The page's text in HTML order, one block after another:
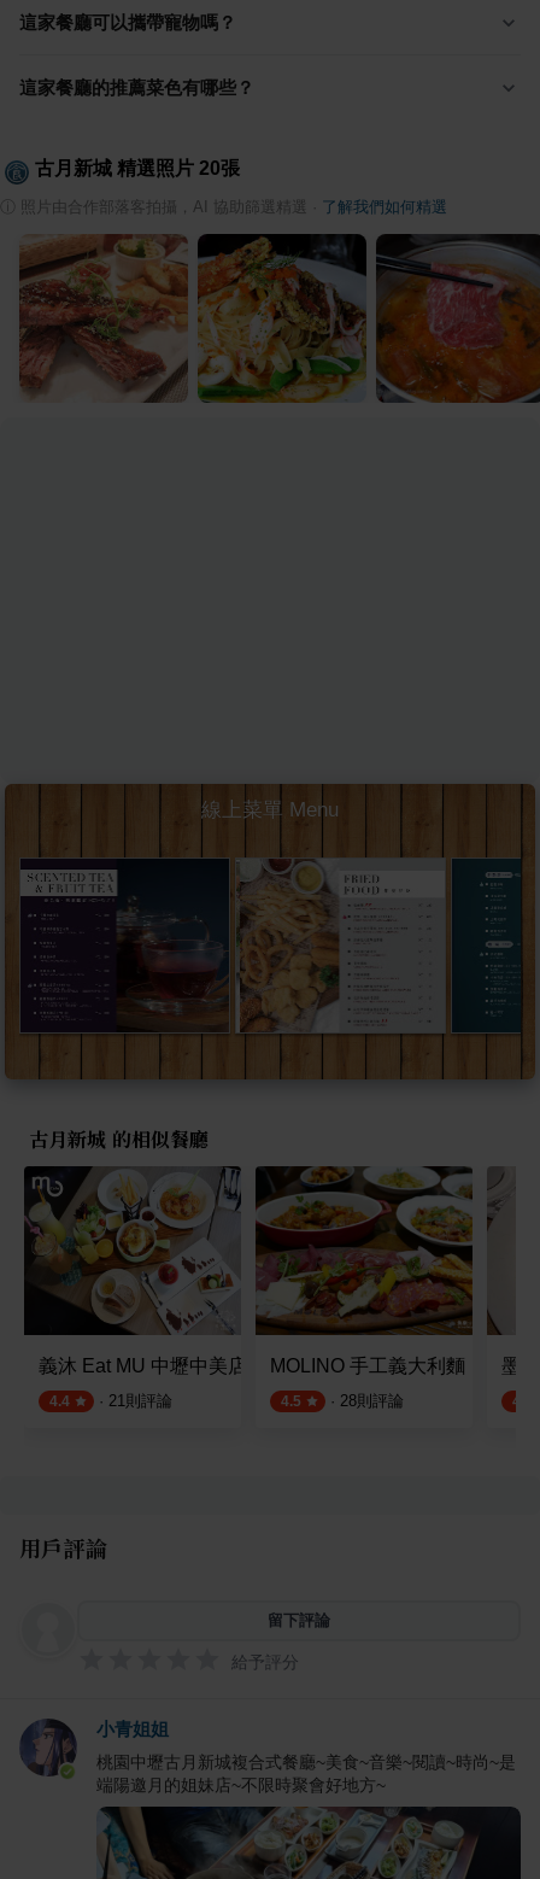
這家餐廳可以攜帶寵物嗎？
這家餐廳的推薦菜色有哪些？
古月新城 精選照片 20張
照片由合作部落客拍攝，AI 協助篩選精選 了解我們如何精選
線上菜單 Menu
古月新城 的相似餐廳
義沐 Eat MU 中壢中美店
4.4 · 21 則評論
MOLINO 手工義大利麵
4.5 · 28則評論
墨
4.4
用戶評論
留下評論
給予評分
小青姐姐
桃園中壢古月新城複合式餐廳~美食~音樂~閱讀~時尚~是
端陽邀月的姐妹店~不限時聚會好地方~